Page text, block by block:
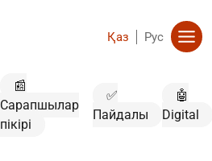
Қаз Рус
📰
Сарапшылар
пікірі
✅
Пайдалы
🤖
Digital